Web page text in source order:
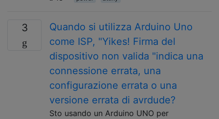
3
Quando si utilizza Arduino Uno
come ISP, "Yikes! Firma del
dispositivo non valida "indica una
connessione errata, una
configurazione errata o una
versione errata di avrdude?
Sto usando un Arduino UNO per